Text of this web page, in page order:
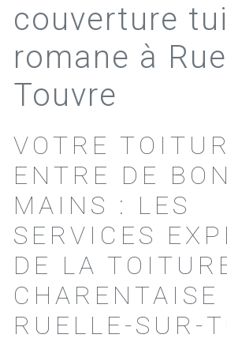
couverture
romane à
Touvre
VOTRE
ENTRE DE
MAINS : LES
SERVICES
DE LA
CHARENTAISE
RUELLE-SUR-